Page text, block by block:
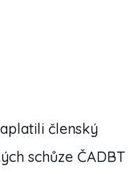
členský
schůze ČADBT